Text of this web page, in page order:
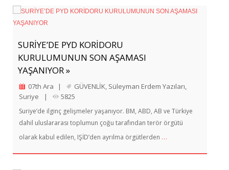
SURİYE’DE PYD KORİDORU
KURULUMUNUN SON AŞAMASI
YAŞANIYOR »
07th Ara | GÜVENLİK, Süleyman Erdem Yazıları,
Suriye
| 5825
Suriye’de ilginç gelişmeler yaşanıyor. BM, ABD, AB ve Türkiye
dahil uluslararası toplumun çoğu tarafından terör örgütü
olarak kabul edilen, IŞİD’den ayrılma örgütlerden …